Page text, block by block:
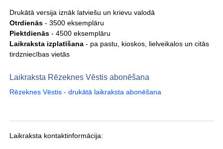
Drukātā versija iznāk latviešu un krievu valodā
Otrdienās - 3500 eksemplāru
Piektdienās - 4500 eksemplāru
Laikraksta izplatīšana - pa pastu, kioskos, lielveikalos un citās
tirdzniecības vietās
Laikraksta Rēzeknes Vēstis abonēšana
Rēzeknes Vēstis - drukātā laikraksta abonēšana
Laikraksta kontaktinformācija: